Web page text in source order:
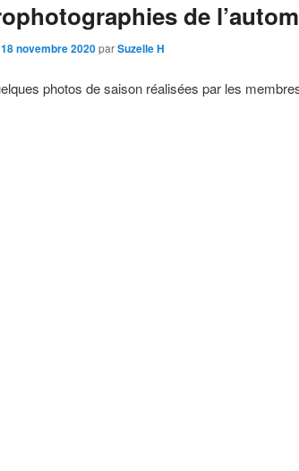
de
18 novembre 2020parSuzelle H
photos de saison réalisées par les